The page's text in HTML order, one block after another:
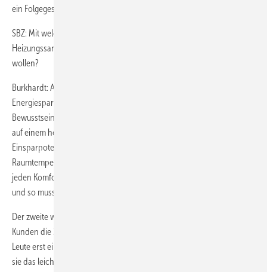
ein Folgegeschäft.
SBZ: Mit welchen Argumenten bringen Sie Ihre Kunden dazu, sich zur
Heizungssanierung auch noch eine Einzelraumregelung zulegen zu
wollen?
Burkhardt: Am besten ist es, das Beratungsgespräch mit den
Energiesparpotenzialen zu beginnen. Dabei wecke ich zuerst das
Bewusstsein, dass Wohnräume in Abwesenheitszeiten völlig unnötig
auf einem hohen Temperaturniveau gehalten werden, dass ein hohes
Einsparpotenzial durch das zeitweise kontrollierte Absenken der
Raumtemperaturen besteht und dass das automatisch und ohne
jeden Komfortverlust gemacht werden kann. Dies ist vielen Leuten neu
und so muss man ihnen ein bisschen auf die Sprünge helfen.
Der zweite wichtige Punkt ist die Bedienbarkeit. Hier macht meinen
Kunden die 2-wöchige Testphase die Entscheidung leicht. Wenn die
Leute erst einmal mit dem Gerät experimentieren können und wenn
sie das leicht ablesbare und von hinten beleuchtete Touchpanel